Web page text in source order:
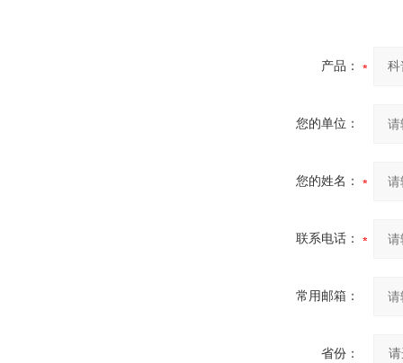
产品：
您的单位：
您的姓名：
联系电话：
常用邮箱：
省份：